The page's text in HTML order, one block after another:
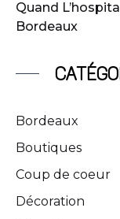
Quand
Bordeaux
Bordeaux
Boutiques
Coup de coeur
Décoration